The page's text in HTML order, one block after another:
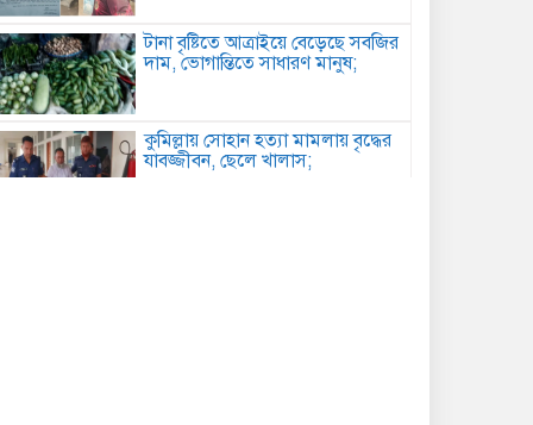
টানা বৃষ্টিতে আত্রাইয়ে বেড়েছে সবজির
দাম, ভোগান্তিতে সাধারণ মানুষ;
কুমিল্লায় সোহান হত্যা মামলায় বৃদ্ধের
যাবজ্জীবন, ছেলে খালাস;